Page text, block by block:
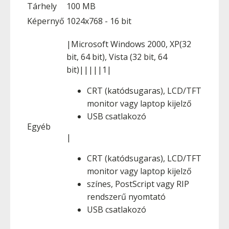
Tárhely
100 MB
Képernyő 1024x768 - 16 bit
Egyéb
|Microsoft Windows 2000, XP(32
bit, 64 bit), Vista (32 bit, 64
bit)|||||1|
CRT (katódsugaras), LCD/TFT
monitor vagy laptop kijelző
USB csatlakozó
|
CRT (katódsugaras), LCD/TFT
monitor vagy laptop kijelző
színes, PostScript vagy RIP
rendszerű nyomtató
USB csatlakozó